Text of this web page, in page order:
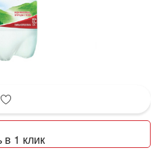
в 1 клик